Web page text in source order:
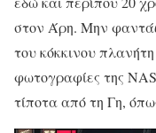
στον Άρη. Μην
του κόκκινου
φωτογραφίες της
τίποτα από τη Γη,